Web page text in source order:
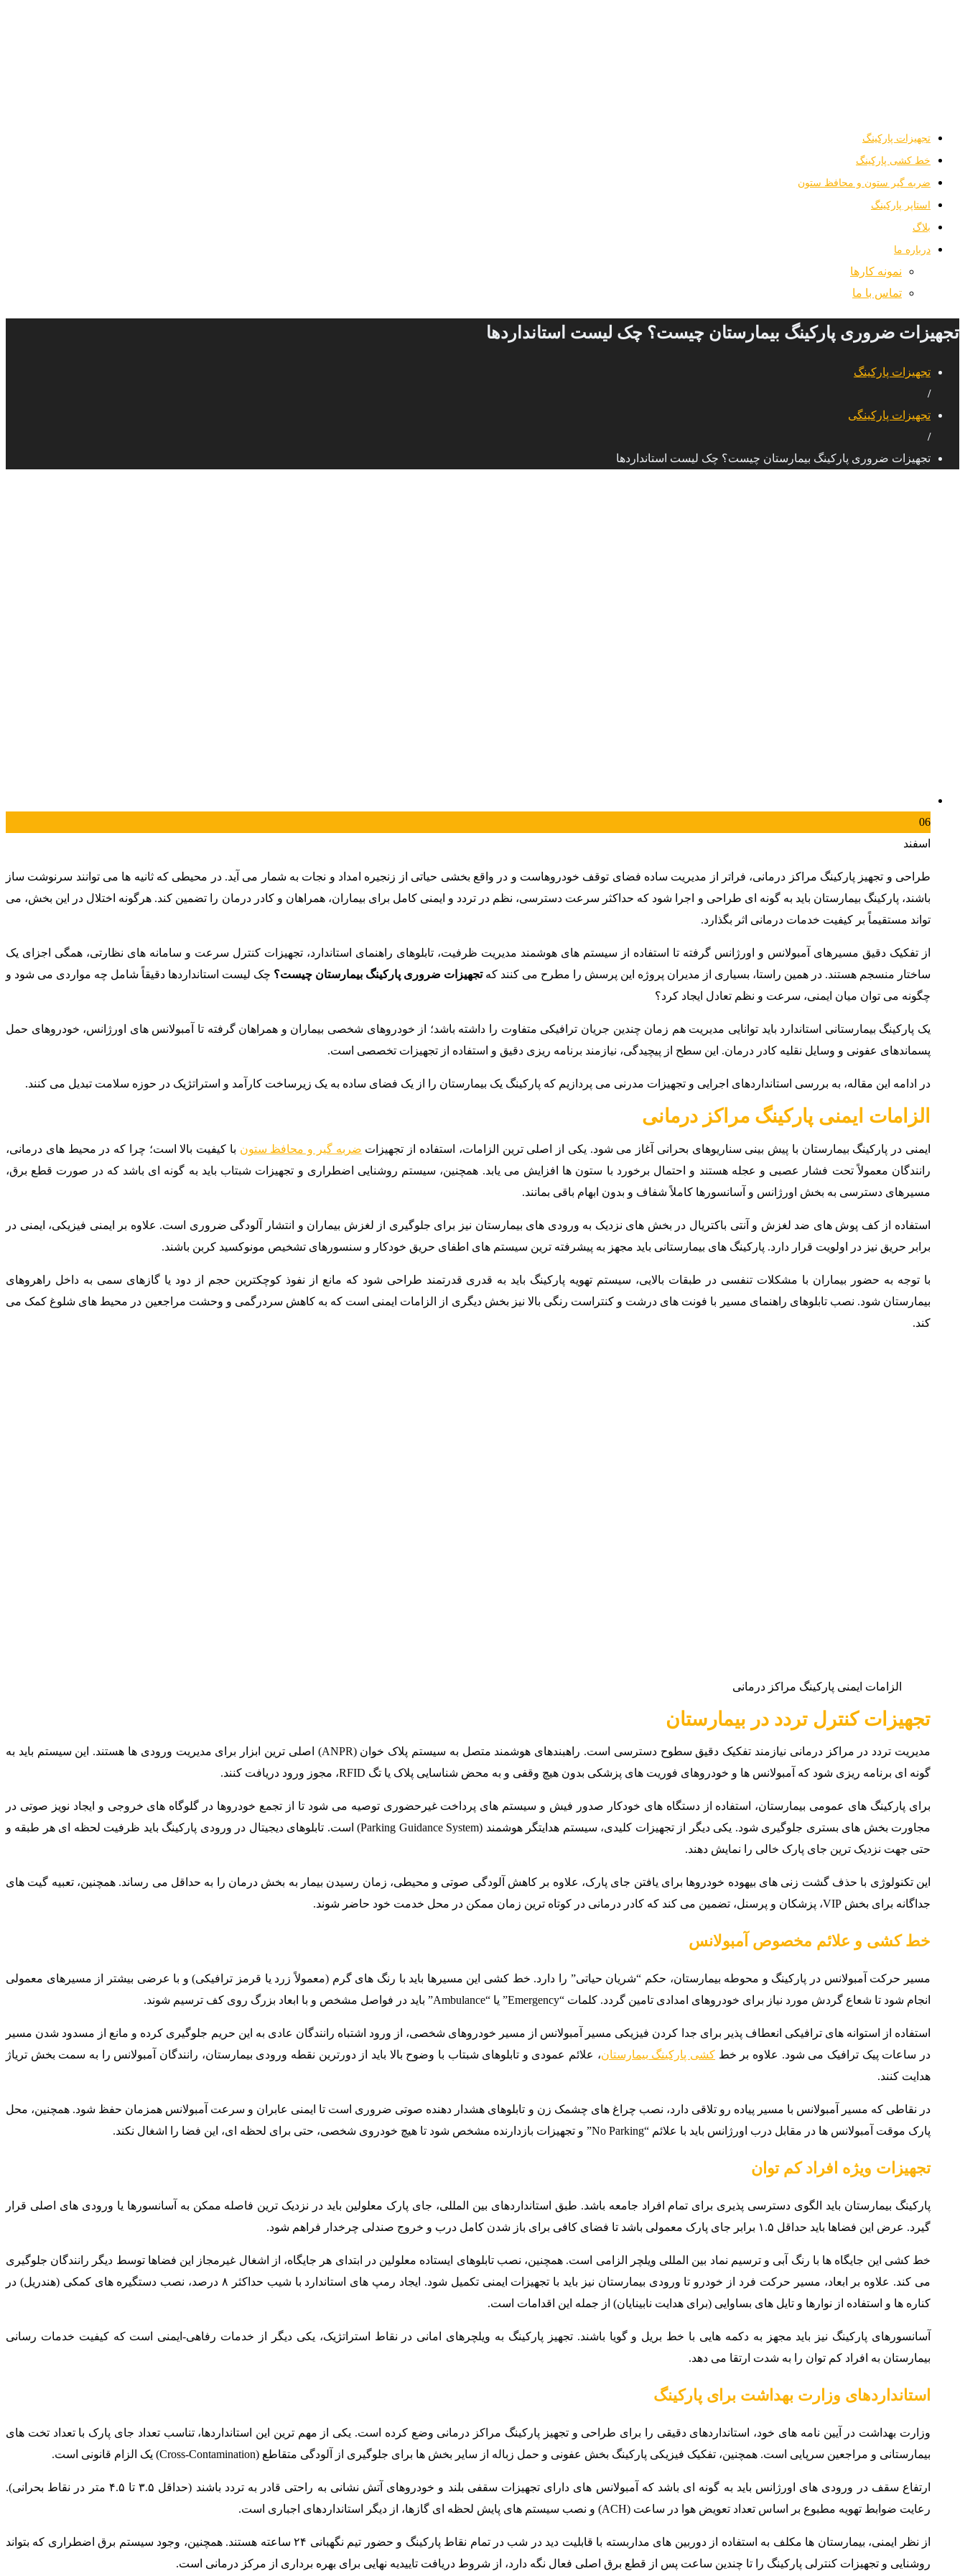
تجهیزات پارکینگ
خط کشی پارکینگ
ضربه گیر ستون و محافظ ستون
استاپر پارکینگ
بلاگ
درباره ما
نمونه کارها
تماس با ما
تجهیزات ضروری پارکینگ بیمارستان چیست؟ چک‌ لیست استانداردها
تجهیزات پارکینگ
/
تجهیزات پارکینگی
/
تجهیزات ضروری پارکینگ بیمارستان چیست؟ چک‌ لیست استانداردها
06
اسفند
طراحی و تجهیز پارکینگ مراکز درمانی، فراتر از مدیریت ساده فضای توقف خودروهاست و در واقع بخشی حیاتی از زنجیره امداد و نجات به شمار می آید. در محیطی که ثانیه ها می توانند سرنوشت ساز
باشند، پارکینگ بیمارستان باید به گونه ای طراحی و اجرا شود که حداکثر سرعت دسترسی، نظم در تردد و ایمنی کامل برای بیماران، همراهان و کادر درمان را تضمین کند. هرگونه اختلال در این بخش، می
تواند مستقیماً بر کیفیت خدمات درمانی اثر بگذارد.
از تفکیک دقیق مسیرهای آمبولانس و اورژانس گرفته تا استفاده از سیستم های هوشمند مدیریت ظرفیت، تابلوهای راهنمای استاندارد، تجهیزات کنترل سرعت و سامانه های نظارتی، همگی اجزای یک
ساختار منسجم هستند. در همین راستا، بسیاری از مدیران پروژه این پرسش را مطرح می کنند کهتجهیزات ضروری پارکینگ بیمارستان چیست؟ چک لیست استانداردها دقیقاً شامل چه مواردی می شود و
چگونه می توان میان ایمنی، سرعت و نظم تعادل ایجاد کرد؟
یک پارکینگ بیمارستانی استاندارد باید توانایی مدیریت هم زمان چندین جریان ترافیکی متفاوت را داشته باشد؛ از خودروهای شخصی بیماران و همراهان گرفته تا آمبولانس های اورژانس، خودروهای حمل
پسماندهای عفونی و وسایل نقلیه کادر درمان. این سطح از پیچیدگی، نیازمند برنامه ریزی دقیق و استفاده از تجهیزات تخصصی است.
در ادامه این مقاله، به بررسی استانداردهای اجرایی و تجهیزات مدرنی می پردازیم که پارکینگ یک بیمارستان را از یک فضای ساده به یک زیرساخت کارآمد و استراتژیک در حوزه سلامت تبدیل می کنند.
الزامات ایمنی پارکینگ مراکز درمانی
ایمنی در پارکینگ بیمارستان با پیش بینی سناریوهای بحرانی آغاز می شود. یکی از اصلی ترین الزامات، استفاده از تجهیزات ضربه گیر و محافظ ستون با کیفیت بالا است؛ چرا که در محیط های درمانی،
رانندگان معمولاً تحت فشار عصبی و عجله هستند و احتمال برخورد با ستون ها افزایش می یابد. همچنین، سیستم روشنایی اضطراری و تجهیزات شبتاب باید به گونه ای باشد که در صورت قطع برق،
مسیرهای دسترسی به بخش اورژانس و آسانسورها کاملاً شفاف و بدون ابهام باقی بمانند.
استفاده از کف پوش های ضد لغزش و آنتی باکتریال در بخش های نزدیک به ورودی های بیمارستان نیز برای جلوگیری از لغزش بیماران و انتشار آلودگی ضروری است. علاوه بر ایمنی فیزیکی، ایمنی در
برابر حریق نیز در اولویت قرار دارد. پارکینگ های بیمارستانی باید مجهز به پیشرفته ترین سیستم های اطفای حریق خودکار و سنسورهای تشخیص مونوکسید کربن باشند.
با توجه به حضور بیماران با مشکلات تنفسی در طبقات بالایی، سیستم تهویه پارکینگ باید به قدری قدرتمند طراحی شود که مانع از نفوذ کوچکترین حجم از دود یا گازهای سمی به داخل راهروهای
بیمارستان شود. نصب تابلوهای راهنمای مسیر با فونت های درشت و کنتراست رنگی بالا نیز بخش دیگری از الزامات ایمنی است که به کاهش سردرگمی و وحشت مراجعین در محیط های شلوغ کمک می
کند.
الزامات ایمنی پارکینگ مراکز درمانی
تجهیزات کنترل تردد در بیمارستان
مدیریت تردد در مراکز درمانی نیازمند تفکیک دقیق سطوح دسترسی است. راهبندهای هوشمند متصل به سیستم پلاک خوان (ANPR) اصلی ترین ابزار برای مدیریت ورودی ها هستند. این سیستم باید به
گونه ای برنامه ریزی شود که آمبولانس ها و خودروهای فوریت های پزشکی بدون هیچ وقفی و به محض شناسایی پلاک یا تگ RFID، مجوز ورود دریافت کنند.
برای پارکینگ های عمومی بیمارستان، استفاده از دستگاه های خودکار صدور فیش و سیستم های پرداخت غیرحضوری توصیه می شود تا از تجمع خودروها در گلوگاه های خروجی و ایجاد نویز صوتی در
مجاورت بخش های بستری جلوگیری شود. یکی دیگر از تجهیزات کلیدی، سیستم هدایتگر هوشمند (Parking Guidance System) است. تابلوهای دیجیتال در ورودی پارکینگ باید ظرفیت لحظه ای هر طبقه و
حتی جهت نزدیک ترین جای پارک خالی را نمایش دهند.
این تکنولوژی با حذف گشت زنی های بیهوده خودروها برای یافتن جای پارک، علاوه بر کاهش آلودگی صوتی و محیطی، زمان رسیدن بیمار به بخش درمان را به حداقل می رساند. همچنین، تعبیه گیت های
جداگانه برای بخش VIP، پزشکان و پرسنل، تضمین می کند که کادر درمانی در کوتاه ترین زمان ممکن در محل خدمت خود حاضر شوند.
خط کشی و علائم مخصوص آمبولانس
مسیر حرکت آمبولانس در پارکینگ و محوطه بیمارستان، حکم “شریان حیاتی” را دارد. خط کشی این مسیرها باید با رنگ های گرم (معمولاً زرد یا قرمز ترافیکی) و با عرضی بیشتر از مسیرهای معمولی
انجام شود تا شعاع گردش مورد نیاز برای خودروهای امدادی تامین گردد. کلمات “Emergency” یا “Ambulance” باید در فواصل مشخص و با ابعاد بزرگ روی کف ترسیم شوند.
استفاده از استوانه های ترافیکی انعطاف پذیر برای جدا کردن فیزیکی مسیر آمبولانس از مسیر خودروهای شخصی، از ورود اشتباه رانندگان عادی به این حریم جلوگیری کرده و مانع از مسدود شدن مسیر
در ساعات پیک ترافیک می شود. علاوه بر خط کشی پارکینگ بیمارستان، علائم عمودی و تابلوهای شبتاب با وضوح بالا باید از دورترین نقطه ورودی بیمارستان، رانندگان آمبولانس را به سمت بخش تریاژ
هدایت کنند.
در نقاطی که مسیر آمبولانس با مسیر پیاده رو تلاقی دارد، نصب چراغ های چشمک زن و تابلوهای هشدار دهنده صوتی ضروری است تا ایمنی عابران و سرعت آمبولانس همزمان حفظ شود. همچنین، محل
پارک موقت آمبولانس ها در مقابل درب اورژانس باید با علائم “No Parking” و تجهیزات بازدارنده مشخص شود تا هیچ خودروی شخصی، حتی برای لحظه ای، این فضا را اشغال نکند.
تجهیزات ویژه افراد کم توان
پارکینگ بیمارستان باید الگوی دسترسی پذیری برای تمام افراد جامعه باشد. طبق استانداردهای بین المللی، جای پارک معلولین باید در نزدیک ترین فاصله ممکن به آسانسورها یا ورودی های اصلی قرار
گیرد. عرض این فضاها باید حداقل ۱.۵ برابر جای پارک معمولی باشد تا فضای کافی برای باز شدن کامل درب و خروج صندلی چرخدار فراهم شود.
خط کشی این جایگاه ها با رنگ آبی و ترسیم نماد بین المللی ویلچر الزامی است. همچنین، نصب تابلوهای ایستاده معلولین در ابتدای هر جایگاه، از اشغال غیرمجاز این فضاها توسط دیگر رانندگان جلوگیری
می کند. علاوه بر ابعاد، مسیر حرکت فرد از خودرو تا ورودی بیمارستان نیز باید با تجهیزات ایمنی تکمیل شود. ایجاد رمپ های استاندارد با شیب حداکثر ۸ درصد، نصب دستگیره های کمکی (هندریل) در
کناره ها و استفاده از نوارها و تایل های بساوایی (برای هدایت نابینایان) از جمله این اقدامات است.
آسانسورهای پارکینگ نیز باید مجهز به دکمه هایی با خط بریل و گویا باشند. تجهیز پارکینگ به ویلچرهای امانی در نقاط استراتژیک، یکی دیگر از خدمات رفاهی-ایمنی است که کیفیت خدمات رسانی
بیمارستان به افراد کم توان را به شدت ارتقا می دهد.
استانداردهای وزارت بهداشت برای پارکینگ
وزارت بهداشت در آیین نامه های خود، استانداردهای دقیقی را برای طراحی و تجهیز پارکینگ مراکز درمانی وضع کرده است. یکی از مهم ترین این استانداردها، تناسب تعداد جای پارک با تعداد تخت های
بیمارستانی و مراجعین سرپایی است. همچنین، تفکیک فیزیکی پارکینگ بخش عفونی و حمل زباله از سایر بخش ها برای جلوگیری از آلودگی متقاطع (Cross-Contamination) یک الزام قانونی است.
ارتفاع سقف در ورودی های اورژانس باید به گونه ای باشد که آمبولانس های دارای تجهیزات سقفی بلند و خودروهای آتش نشانی به راحتی قادر به تردد باشند (حداقل ۳.۵ تا ۴.۵ متر در نقاط بحرانی).
رعایت ضوابط تهویه مطبوع بر اساس تعداد تعویض هوا در ساعت (ACH) و نصب سیستم های پایش لحظه ای گازها، از دیگر استانداردهای اجباری است.
از نظر ایمنی، بیمارستان ها مکلف به استفاده از دوربین های مداربسته با قابلیت دید در شب در تمام نقاط پارکینگ و حضور تیم نگهبانی ۲۴ ساعته هستند. همچنین، وجود سیستم برق اضطراری که بتواند
روشنایی و تجهیزات کنترلی پارکینگ را تا چندین ساعت پس از قطع برق اصلی فعال نگه دارد، از شروط دریافت تاییدیه نهایی برای بهره برداری از مرکز درمانی است.